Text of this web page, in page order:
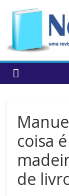
content
coisa
de